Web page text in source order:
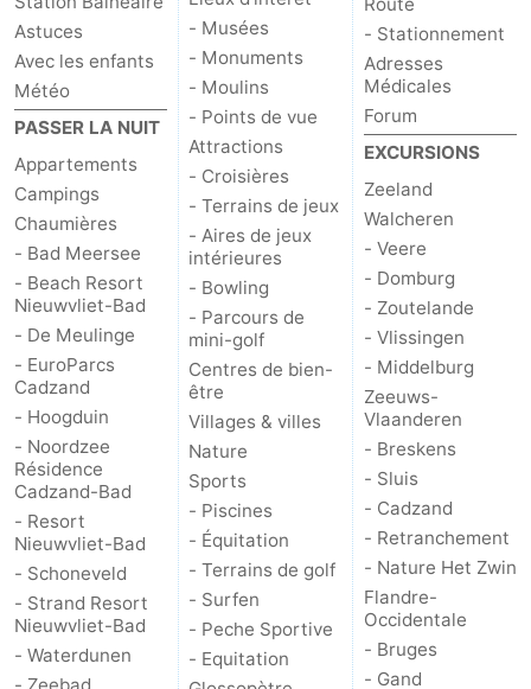
Astuces
Avec les enfants
Météo
PASSER LA NUIT
Appartements
Campings
Chaumières
- Bad Meersee
- Beach Resort
Nieuwvliet-Bad
- De Meulinge
- EuroParcs
Cadzand
- Hoogduin
- Noordzee
Résidence
Cadzand-Bad
- Resort
Nieuwvliet-Bad
- Schoneveld
- Strand Resort
Nieuwvliet-Bad
- Waterdunen
- Musées
- Monuments
- Moulins
- Points de vue
Attractions
- Croisières
- Terrains de jeux
- Aires de jeux
intérieures
- Bowling
- Parcours de
mini-golf
Centres de bien-
être
Villages & villes
Nature
Sports
- Piscines
- Équitation
- Terrains de golf
- Surfen
- Peche Sportive
- Equitation
- Stationnement
Adresses
Médicales
Forum
EXCURSIONS
Zeeland
Walcheren
- Veere
- Domburg
- Zoutelande
- Vlissingen
- Middelburg
Zeeuws-
Vlaanderen
- Breskens
- Sluis
- Cadzand
- Retranchement
- Nature Het Zwin
Flandre-
Occidentale
- Bruges
- Gand